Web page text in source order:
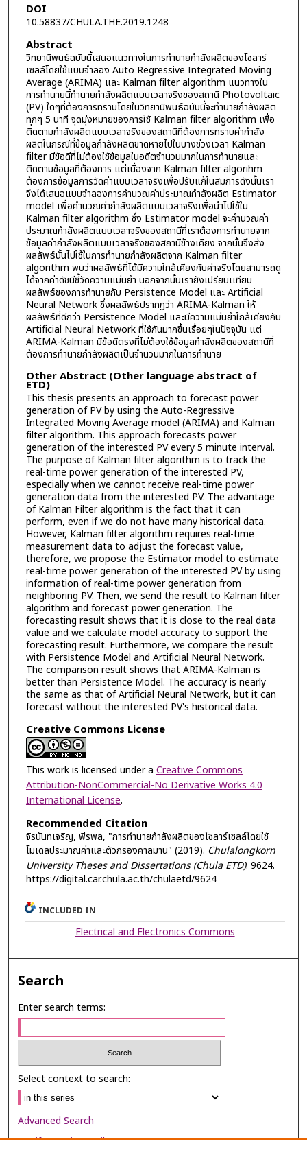
DOI
10.58837/CHULA.THE.2019.1248
Abstract
วิทยานิพนธ์ฉบับนี้เสนอแนวทางในการทำนายกำลังผลิตของโซลาร์
เซลล์โดยใช้แบบจำลอง Auto Regressive Integrated Moving
Average (ARIMA) และ Kalman filter algorithm แนวทางใน
การทำนายนี้ทำนายกำลังผลิตแบบเวลาจริงของสถานี Photovoltaic
(PV) ใดๆที่ต้องการทราบโดยในวิทยานิพนธ์ฉบับนี้จะทำนายกำลังผลิต
ทุกๆ 5 นาที จุดมุ่งหมายของการใช้ Kalman filter algorithm เพื่อ
ติดตามกำลังผลิตแบบเวลาจริงของสถานีที่ต้องการทราบค่ากำลัง
ผลิตในกรณีที่ข้อมูลกำลังผลิตขาดหายไปในบางช่วงเวลา Kalman
filter มีข้อดีที่ไม่ต้องใช้ข้อมูลในอดีตจำนวนมากในการทำนายและ
ติดตามข้อมูลที่ต้องการ แต่เนื่องจาก Kalman filter algorihm
ต้องการข้อมูลการวัดค่าแบบเวลาจริงเพื่อปรับแก้ในสมการดังนั้นเรา
จึงได้เสนอแบบจำลองการคำนวณค่าประมาณกำลังผลิต Estimator
model เพื่อคำนวณค่ากำลังผลิตแบบเวลาจริงเพื่อนำไปใช้ใน
Kalman filter algorithm ซึ่ง Estimator model จะคำนวณค่า
ประมาณกำลังผลิตแบบเวลาจริงของสถานีที่เราต้องการทำนายจาก
ข้อมูลค่ากำลังผลิตแบบเวลาจริงของสถานีข้างเคียง จากนั้นจึงส่ง
ผลลัพธ์นั้นไปใช้ในการทำนายกำลังผลิตจาก Kalman filter
algorithm พบว่าผลลัพธ์ที่ได้มีความใกล้เคียงกับค่าจริงโดยสามารถดู
ได้จากค่าดัชนีชี้วัดความแม่นยำ นอกจากนั้นเรายังเปรียบเเทียบ
ผลลัพธ์ของการทำนายกับ Persistence Model และ Artificial
Neural Network ซึ่งผลลัพธ์ปรากฏว่า ARIMA-Kalman ให้
ผลลัพธ์ที่ดีกว่า Persistence Model และมีความแม่นยำใกล้เคียงกับ
Artificial Neural Network ที่ใช้กันมากขึ้นเรื่อยๆในปัจจุบัน แต่
ARIMA-Kalman มีข้อดีตรงที่ไม่ต้องใช้ข้อมูลกำลังผลิตของสถานีที่
ต้องการทำนายกำลังผลิตเป็นจำนวนมากในการทำนาย
Other Abstract (Other language abstract of
ETD)
This thesis presents an approach to forecast power
generation of PV by using the Auto-Regressive
Integrated Moving Average model (ARIMA) and Kalman
filter algorithm. This approach forecasts power
generation of the interested PV every 5 minute interval.
The purpose of Kalman filter algorithm is to track the
real-time power generation of the interested PV,
especially when we cannot receive real-time power
generation data from the interested PV. The advantage
of Kalman Filter algorithm is the fact that it can
perform, even if we do not have many historical data.
However, Kalman filter algorithm requires real-time
measurement data to adjust the forecast value,
therefore, we propose the Estimator model to estimate
real-time power generation of the interested PV by using
information of real-time power generation from
neighboring PV. Then, we send the result to Kalman filter
algorithm and forecast power generation. The
forecasting result shows that it is close to the real data
value and we calculate model accuracy to support the
forecasting result. Furthermore, we compare the result
with Persistence Model and Artificial Neural Network.
The comparison result shows that ARIMA-Kalman is
better than Persistence Model. The accuracy is nearly
the same as that of Artificial Neural Network, but it can
forecast without the interested PV's historical data.
Creative Commons License
This work is licensed under a Creative Commons
Attribution-NonCommercial-No Derivative Works 4.0
International License.
Recommended Citation
จิรนันทเจริญ, พีรพล, "การทำนายกำลังผลิตของโซลาร์เซลล์โดยใช้
โมเดลประมาณค่าและตัวกรองคาลมาน" (2019). Chulalongkorn
University Theses and Dissertations (Chula ETD). 9624.
https://digital.car.chula.ac.th/chulaetd/9624
INCLUDED IN
Electrical and Electronics Commons
Search
Enter search terms:
Select context to search:
Advanced Search
Notify me via email orRSS